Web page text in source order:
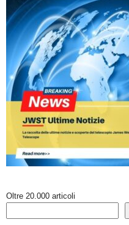
Oltre 20.000 articoli